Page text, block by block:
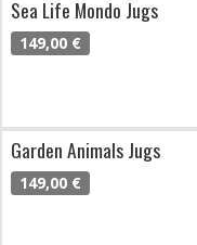
Sea Life Mondo Jugs
149,00 €
Garden Animals Jugs
149,00 €